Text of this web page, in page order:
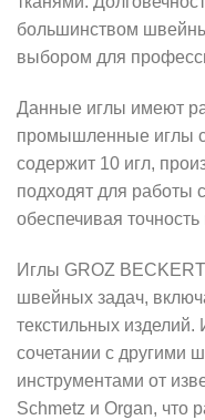
большинством
выбором для
Данные иглы имеют
промышленные иглы с
содержит 10 игл,
подходят для работы
обеспечивая
Иглы GROZ
швейных задач,
текстильных
сочетании с другими
инструментами от
Schmetz и Organ, что